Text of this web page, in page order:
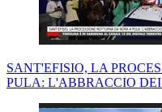
SANT'EFISIO, LA
PULA: L'ABBRACCIO